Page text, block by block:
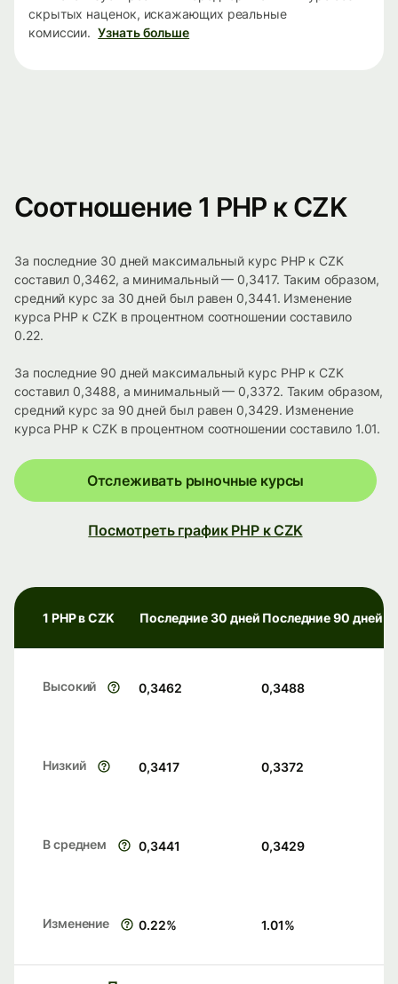
скрытых наценок, искажающих реальные
комиссии. Узнать больше
Соотношение 1 PHP к CZK
За последние 30 дней максимальный курс PHP к CZK
составил 0,3462, а минимальный — 0,3417. Таким образом,
средний курс за 30 дней был равен 0,3441. Изменение
курса PHP к CZK в процентном соотношении составило
0.22.
За последние 90 дней максимальный курс PHP к CZK
составил 0,3488, а минимальный — 0,3372. Таким образом,
средний курс за 90 дней был равен 0,3429. Изменение
курса PHP к CZK в процентном соотношении составило 1.01.
Отслеживать рыночные курсы
Посмотреть график PHP к CZK
1 PHP в CZK Последние 30 дней Последние 90 дней
Высокий 0,3462 0,3488
Низкий 0,3417 0,3372
В среднем 0,3441 0,3429
Изменение 0.22% 1.01%